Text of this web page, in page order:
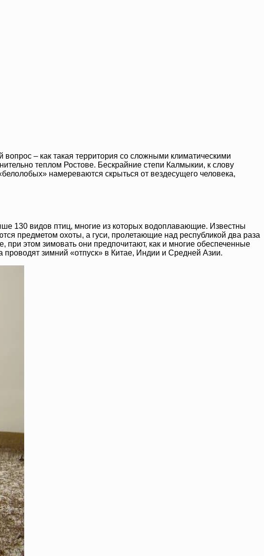
– как такая территория со сложными климатическими
теплом Ростове. Бескрайние степи Калмыкии, к слову
намереваются скрыться от вездесущего человека,
130 видов птиц, многие из которых водоплавающие. Известны
предметом охоты, а гуси, пролетающие над республикой два раза
этом зимовать они предпочитают, как и многие обеспеченные
зимний «отпуск» в Китае, Индии и Средней Азии.